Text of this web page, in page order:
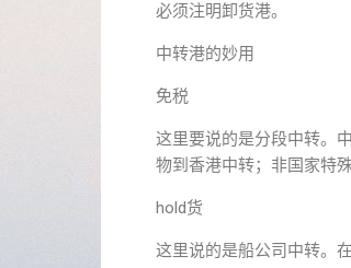
必须注明卸货港。
中转港的妙用
免税
这里要说的是分段中转。
物到香港中转；非国家特
hold货
这里说的是船公司中转。